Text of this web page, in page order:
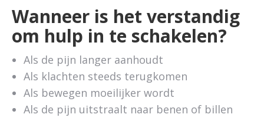
Wanneer is het verstandig
om hulp in te schakelen?
Als de pijn langer aanhoudt
Als klachten steeds terugkomen
Als bewegen moeilijker wordt
Als de pijn uitstraalt naar benen of billen